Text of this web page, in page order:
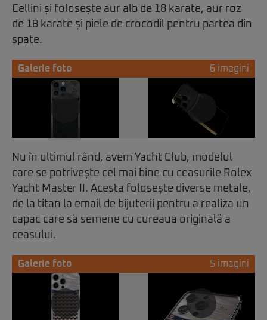
Cellini și folosește aur alb de 18 karate, aur roz
de 18 karate și piele de crocodil pentru partea din
spate.
Galerie foto 6 imagini
Nu în ultimul rând, avem Yacht Club, modelul
care se potrivește cel mai bine cu ceasurile Rolex
Yacht Master II. Acesta folosește diverse metale,
de la titan la email de bijuterii pentru a realiza un
capac care să semene cu cureaua originală a
ceasului.
Galerie foto 5 imagini